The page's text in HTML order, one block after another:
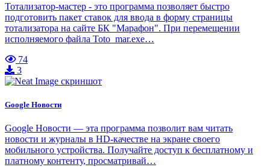
Тотализатор-мастер - это программа позволяет быстро
подготовить пакет ставок для ввода в форму страницы
тотализатора на сайте БК "Марафон". При перемещении
исполняемого файла Toto_mar.exe…
74
3
Google Новости
Google Новости — эта программа позволит вам читать
новости и журналы в HD-качестве на экране своего
мобильного устройства. Получайте доступ к бесплатному и
платному контенту, просматривай…